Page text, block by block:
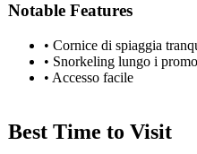
Notable Features
• Cornice di spiaggia
• Snorkeling lungo i
• Accesso facile
Best Time to Visit